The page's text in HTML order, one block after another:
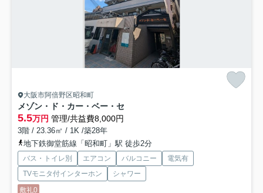
大阪市阿倍野区昭和町
メゾン・ド・カー・ベー・セ
5.5万円 管理/共益費8,000円
3階 / 23.36㎡ / 1K /築28年
地下鉄御堂筋線「昭和町」駅 徒歩2分
バス・トイレ別 エアコン バルコニー
電気有
TVモニタ付インターホン
シャワー
敷礼0